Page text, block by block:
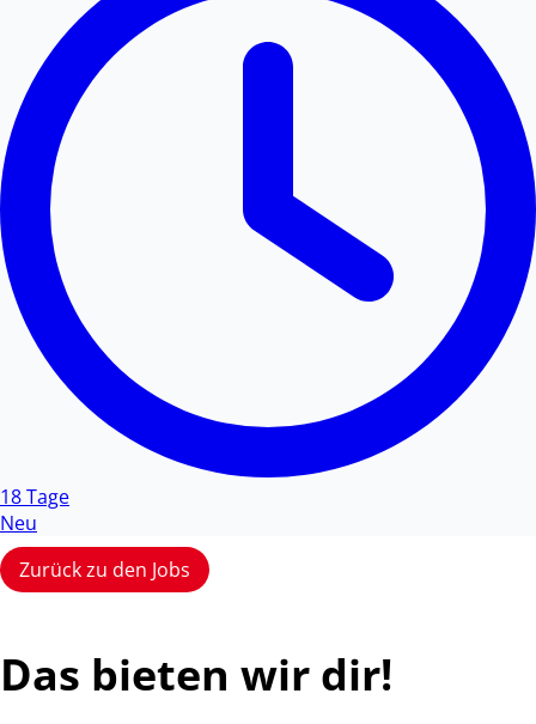
18 Tage
Neu
Zurück zu den Jobs
Das bieten wir dir!